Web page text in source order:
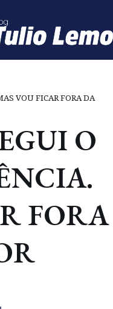
VOU FICAR FORA DA
O
FORA